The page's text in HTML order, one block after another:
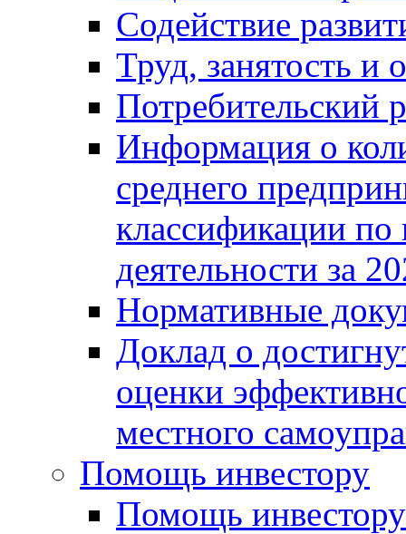
Содействие
Труд, занятость и
Потребительский
Информация о
среднего
классификации
деятельности за
Нормативные
Доклад о
оценки
местного
Помощь инвестору
Помощь инвестору